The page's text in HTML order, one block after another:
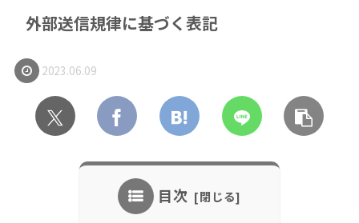
外部送信規律に基づく表記
2023.06.09
目次